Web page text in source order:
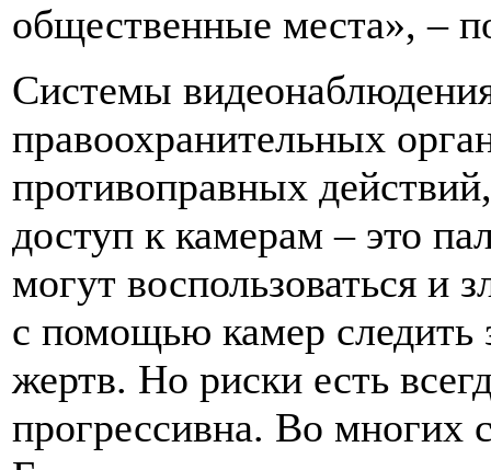
общественные места», –
Системы
правоохранительных
противоправных
доступ к камерам – это
могут воспользоваться и
с помощью камер
жертв. Но риски есть
прогрессивна. Во многих